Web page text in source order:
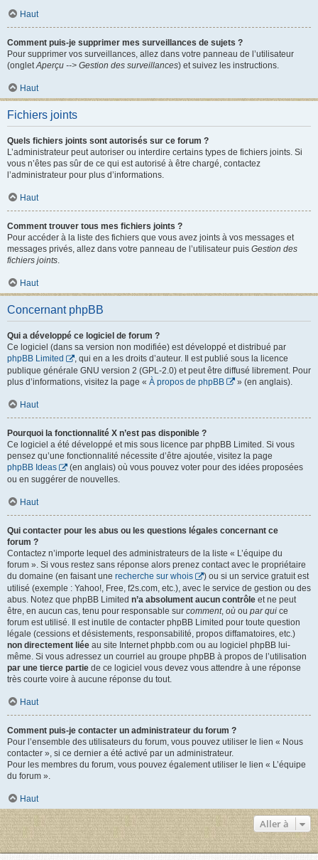
Haut
Comment puis-je supprimer mes surveillances de sujets ?
Pour supprimer vos surveillances, allez dans votre panneau de l’utilisateur
(onglet Aperçu --> Gestion des surveillances) et suivez les instructions.
Haut
Fichiers joints
Quels fichiers joints sont autorisés sur ce forum ?
L’administrateur peut autoriser ou interdire certains types de fichiers joints. Si
vous n’êtes pas sûr de ce qui est autorisé à être chargé, contactez
l’administrateur pour plus d’informations.
Haut
Comment trouver tous mes fichiers joints ?
Pour accéder à la liste des fichiers que vous avez joints à vos messages et
messages privés, allez dans votre panneau de l’utilisateur puis Gestion des
fichiers joints
Haut
Concernant phpBB
Qui a développé ce logiciel de forum ?
Ce logiciel (dans sa version non modifiée) est développé et distribué par
phpBB Limited
, qui en a les droits d’auteur. Il est publié sous la licence
publique générale GNU version 2 (GPL-2.0) et peut être diffusé librement. Pour
plus d’informations, visitez la page « À propos de phpBB » (en anglais).
Haut
Pourquoi la fonctionnalité X n’est pas disponible ?
Ce logiciel a été développé et mis sous licence par phpBB Limited. Si vous
pensez qu’une fonctionnalité nécessite d’être ajoutée, visitez la page
phpBB Ideas
(en anglais) où vous pouvez voter pour des idées proposées
ou en suggérer de nouvelles.
Haut
Qui contacter pour les abus ou les questions légales concernant ce
forum ?
Contactez n’importe lequel des administrateurs de la liste « L’équipe du
forum ». Si vous restez sans réponse alors prenez contact avec le propriétaire
du domaine (en faisant une recherche sur whois
) ou si un service gratuit est
utilisé (exemple : Yahoo!, Free, f2s.com, etc.), avec le service de gestion ou des
abus. Notez que phpBB Limited n’a absolument aucun contrôle et ne peut
être, en aucun cas, tenu pour responsable sur comment, où ou par qui ce
forum est utilisé. Il est inutile de contacter phpBB Limited pour toute question
légale (cessions et désistements, responsabilité, propos diffamatoires, etc.)
non directement liée au site Internet phpbb.com ou au logiciel phpBB lui-
même. Si vous adressez un courriel au groupe phpBB à propos de l’utilisation
par une tierce partie de ce logiciel vous devez vous attendre à une réponse
très courte voire à aucune réponse du tout.
Haut
Comment puis-je contacter un administrateur du forum ?
Pour l’ensemble des utilisateurs du forum, vous pouvez utiliser le lien « Nous
contacter », si ce dernier a été activé par un administrateur.
Pour les membres du forum, vous pouvez également utiliser le lien « L’équipe
du forum ».
Haut
Aller à